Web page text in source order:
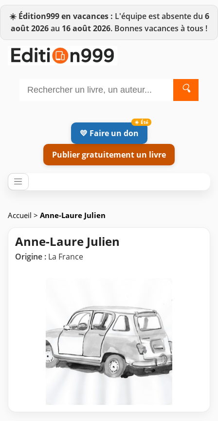
☀️ Édition999 en vacances : L'équipe est absente du 6
août 2026au 16 août 2026. Bonnes vacances à tous !
🔍
💛 Faire un don
Publier gratuitement un livre
Accueil > Anne-Laure Julien
Anne-Laure Julien
Origine : La France